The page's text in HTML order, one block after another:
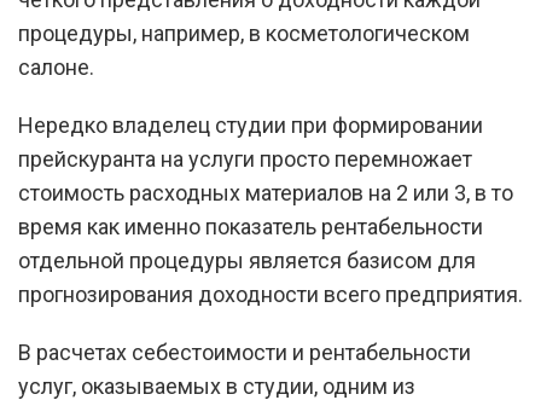
процедуры, например, в косметологическом
салоне.
Нередко владелец студии при формировании
прейскуранта на услуги просто перемножает
стоимость расходных материалов на 2 или 3, в то
время как именно показатель рентабельности
отдельной процедуры является базисом для
прогнозирования доходности всего предприятия.
В расчетах себестоимости и рентабельности
услуг, оказываемых в студии, одним из